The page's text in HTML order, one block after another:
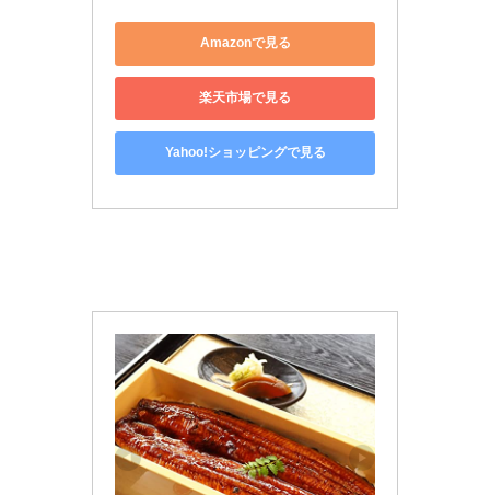
Amazonで見る
楽天市場で見る
Yahoo!ショッピングで見る